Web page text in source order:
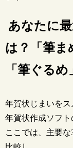
あなたに
は？「筆ま
「筆ぐる
年賀状じまいをス
年賀状作成ソフ
ここでは、主要